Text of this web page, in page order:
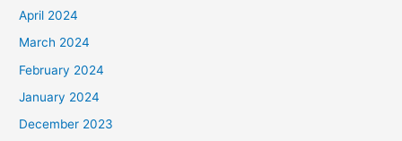
April 2024
March 2024
February 2024
January 2024
December 2023